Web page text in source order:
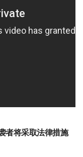
者将采取法律措施